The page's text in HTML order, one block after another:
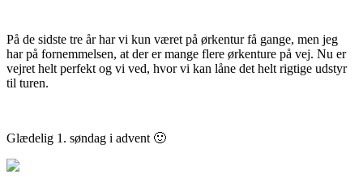
På de sidste tre år har vi kun været på ørkentur få gange, men jeg
har på fornemmelsen, at der er mange flere ørkenture på vej. Nu er
vejret helt perfekt og vi ved, hvor vi kan låne det helt rigtige udstyr
til turen.
Glædelig 1. søndag i advent 🙂